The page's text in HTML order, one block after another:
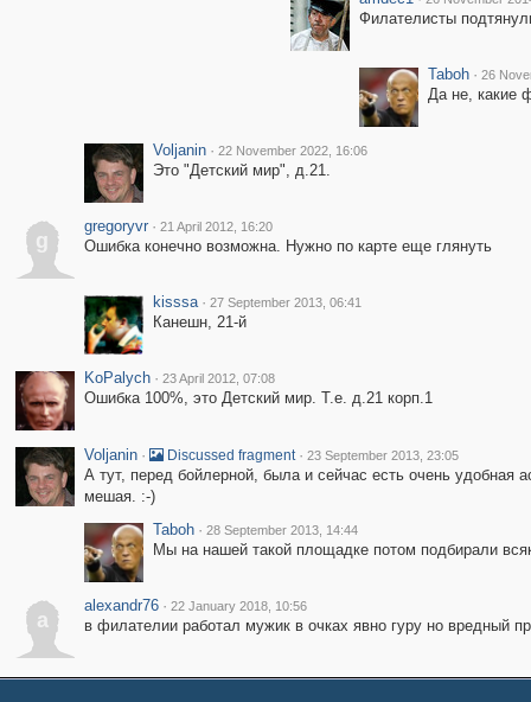
Филателисты
Taboh · 26
Да не, какие
Voljanin · 22 November 2022, 16:06
Это "Детский мир", д.21.
g
gregoryvr · 21 April 2012, 16:20
Ошибка конечно возможна. Нужно по карте еще глянуть
kisssa · 27 September 2013, 06:41
Канешн, 21-й
KoPalych · 23 April 2012, 07:08
Ошибка 100%, это Детский мир. Т.е. д.21 корп.1
Voljanin · Discussed fragment · 23 September 2013, 23:05
А тут, перед бойлерной, была и сейчас есть очень
мешая. :-)
Taboh · 28 September 2013, 14:44
Мы на нашей такой площадке потом подбирали
a
alexandr76 · 22 January 2018, 10:56
в филателии работал мужик в очках явно гуру но вредный